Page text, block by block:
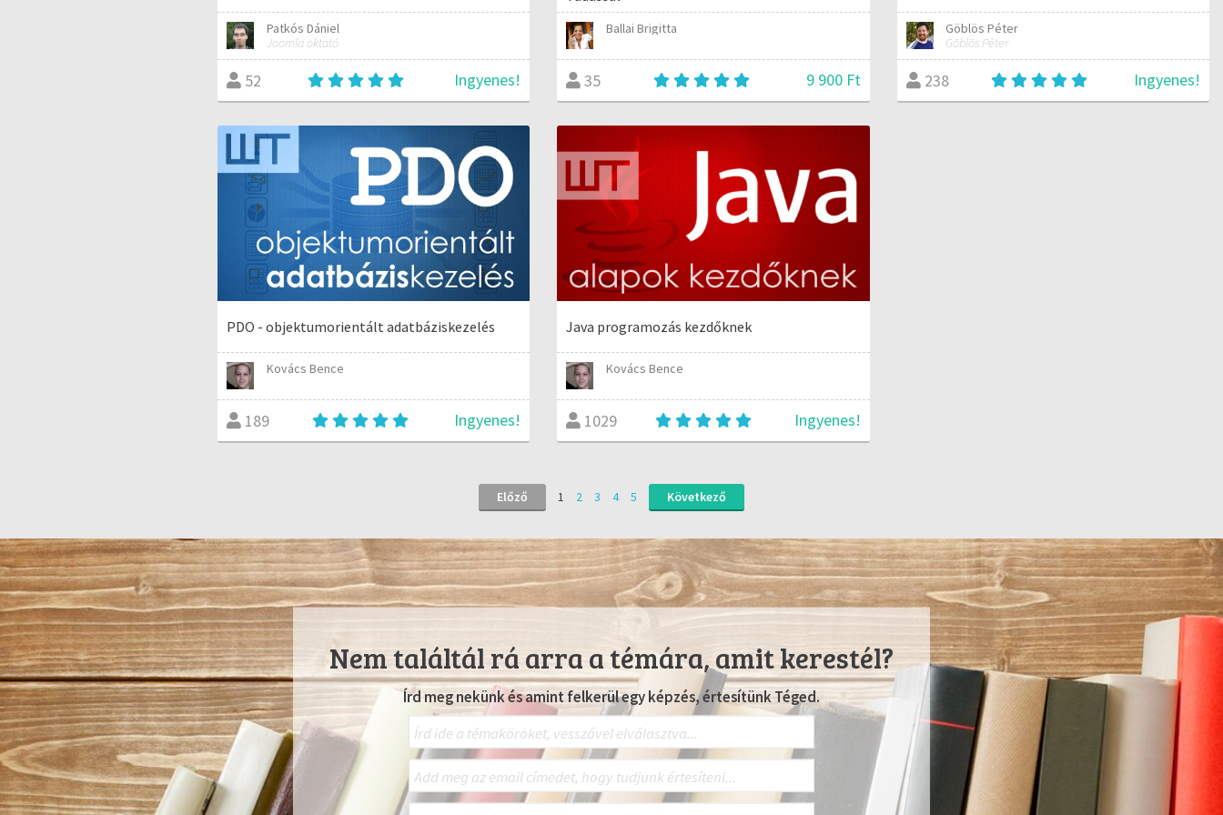
Patkós Dániel
Joomla oktató
52 Ingyenes!
Ballai Brigitta
35 9 900 Ft
Göblös Péter
Göblös Péter
238 Ingyenes!
PDO - objektumorientált adatbáziskezelés
Kovács Bence
189 Ingyenes!
Java programozás kezdőknek
Kovács Bence
1029 Ingyenes!
Előző 1 2 3 4 5 Következő
Nem találtál rá arra a témára, amit kerestél?
Írd meg nekünk és amint felkerül egy képzés, értesítünk Téged.